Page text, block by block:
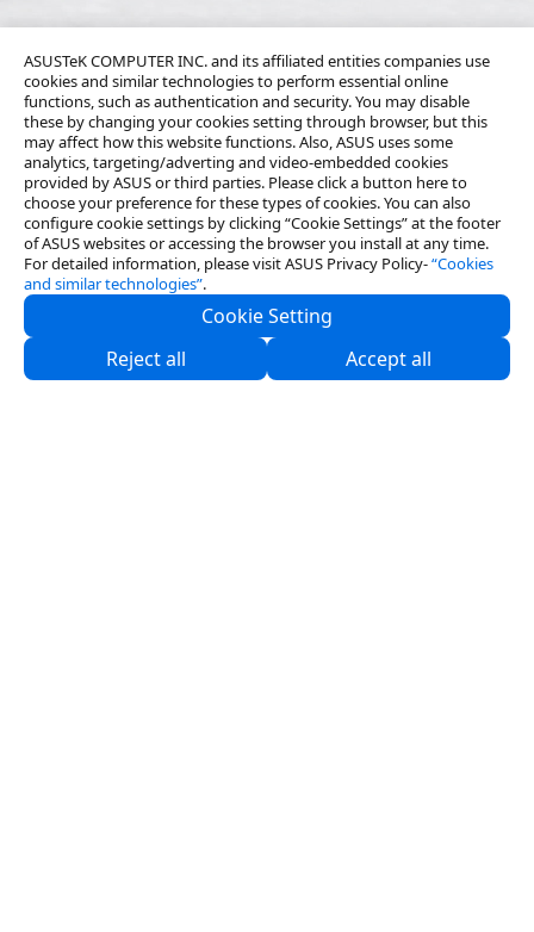
ASUSTeK COMPUTER INC. and its affiliated entities companies use
cookies and similar technologies to perform essential online
functions, such as authentication and security. You may disable
these by changing your cookies setting through browser, but this
may affect how this website functions. Also, ASUS uses some
analytics, targeting/adverting and video-embedded cookies
provided by ASUS or third parties. Please click a button here to
choose your preference for these types of cookies. You can also
configure cookie settings by clicking “Cookie Settings” at the footer
of ASUS websites or accessing the browser you install at any time.
For detailed information, please visit ASUS Privacy Policy-“Cookies
and similar technologies”.
Cookie Setting
Reject all
Accept all
About Us